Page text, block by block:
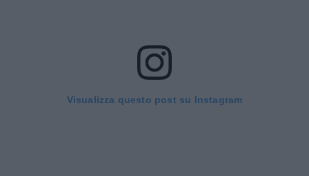
Visualizza questo post su Instagram